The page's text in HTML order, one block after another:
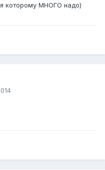
которому МНОГО надо)